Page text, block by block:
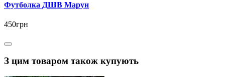
Футболка ДШВ Марун
450грн
З цим товаром також купують